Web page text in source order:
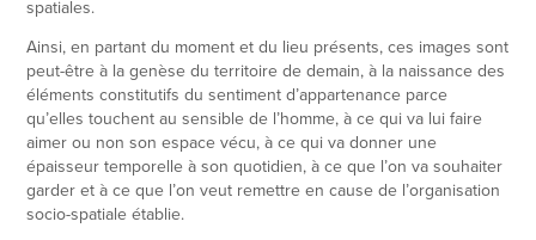
spatiales.
Ainsi, en partant du moment et du lieu présents, ces images sont
peut-être à la genèse du territoire de demain, à la naissance des
éléments constitutifs du sentiment d’appartenance parce
qu’elles touchent au sensible de l’homme, à ce qui va lui faire
aimer ou non son espace vécu, à ce qui va donner une
épaisseur temporelle à son quotidien, à ce que l’on va souhaiter
garder et à ce que l’on veut remettre en cause de l’organisation
socio-spatiale établie.